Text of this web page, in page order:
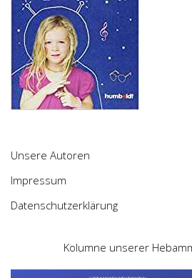
Unsere Autoren
Impressum
Datenschutzerklärung
Kolumne unserer